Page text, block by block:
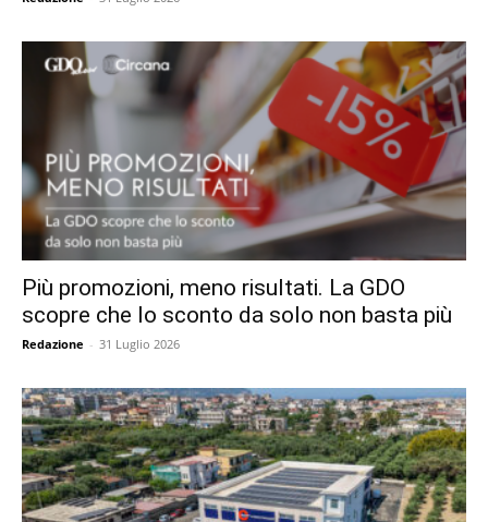
Più promozioni, meno risultati. La GDO
scopre che lo sconto da solo non basta più
Redazione - 31 Luglio 2026